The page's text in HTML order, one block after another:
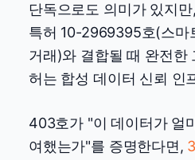
단독으로도 의미가 있지
특허 10-2969395호(스마
거래)와 결합될 때 완전한
허는 합성 데이터 신뢰 인
403호가 "이 데이터가 얼
여했는가"를 증명한다면,